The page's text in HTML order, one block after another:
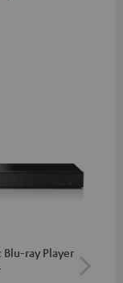
Blu-ray Player